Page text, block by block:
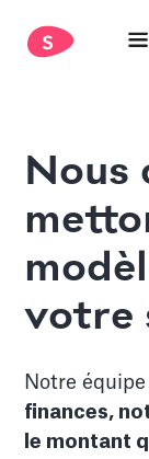
Nous
votre
Notre
finances,
le montant